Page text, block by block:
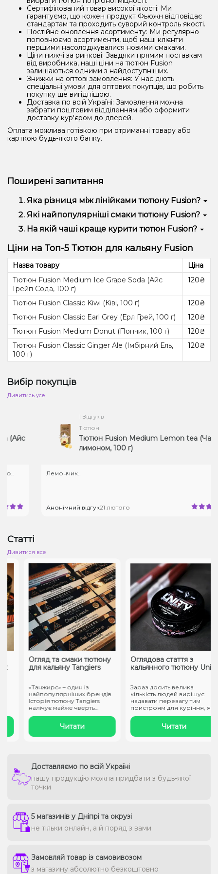
Сертифікований товар високої якості: Ми
гарантуємо, що кожен продукт Фьюжн відповідає
стандартам та проходить суворий контроль якості.
Постійне оновлення асортименту: Ми регулярно
поповнюємо асортименти, щоб наші клієнти
першими насолоджувалися новими смаками.
Ціни нижчі за ринкові: Завдяки прямим поставкам
від виробника, наші ціни на тютюн Fusion
залишаються одними з найдоступніших.
Знижки на оптові замовлення: У нас діють
спеціальні умови для оптових покупців, що робить
покупку ще вигіднішою.
Доставка по всій Україні: Замовлення можна
забрати поштовим відділенням або оформити
доставку кур'єром до дверей.
Оплата можлива готівкою при отриманні товару або
карткою будь-якого банку.
Поширені запитання
Яка різниця між лінійками тютюну Fusion?
Лінійка Medium має середню міцність, а лінійка
Classic – висока.
Які найпопулярніші смаки тютюну Fusion?
Ice apple, Banana, Cola, Cosmopolitan, Mojito,
На якій чаші краще курити тютюн Fusion?
Для куріння тютюну Fusion чудово підійде турка
або будь-яка інша прямоточна чаша.
Ціни на Топ-5 Тютюн для кальяну Fusion
Назва товару
Ціна
Тютюн Fusion Medium Ice Grape Soda (Айс
Грейп Сода, 100 г)
120₴
Тютюн Fusion Classic Kiwi (Ківі, 100 г)
120₴
Тютюн Fusion Classic Earl Grey (Ерл Грей, 100 г)
120₴
Тютюн Fusion Medium Donut (Пончик, 100 г)
120₴
Тютюн Fusion Classic Ginger Ale (Імбірний Ель,
100 г)
120₴
Вибір покупців
Дивитись усе
1 Відгуків
Тютюн
Тютюн Fusion Medium Lemon tea (Чай з
лимоном, 100 г)
Лемончик..
Анонімний відгук21 лютого
Статті
Дивитися все
Огляд та смаки тютюну
для кальяну Tangiers
«Танжирс» – один із
найпопулярніших брендів.
Історія тютюну Tangiers
налічує майже чверть
Читати
Оглядова стаття з
кальянного тютюну Unity
Зараз досить велика
кількість людей вирішує
надавати перевагу тим
пристроям для куріння, які
Читати
Доставляємо по всій Україні
нашу продукцію можна придбати з будь-якої
точки
5 магазинів у Дніпрі та окрузі
не тільки онлайн, а й поряд з вами
Замовляй товар із самовивозом
з магазину абсолютно безкоштовно